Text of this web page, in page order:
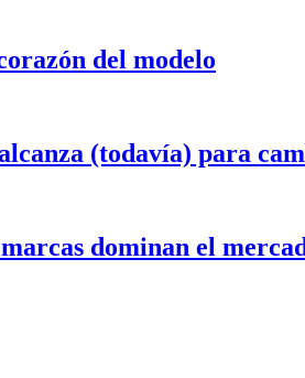
del modelo
(todavía) para
dominan el